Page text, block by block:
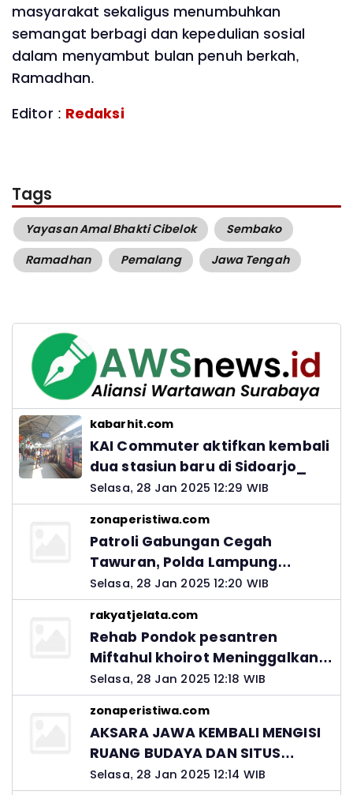
masyarakat sekaligus menumbuhkan
semangat berbagi dan kepedulian sosial
dalam menyambut bulan penuh berkah,
Ramadhan.
Editor : Redaksi
Tags
Yayasan Amal Bhakti Cibelok
Sembako
Ramadhan
Pemalang Jawa Tengah
kabarhit.com
KAI Commuter aktifkan kembali
dua stasiun baru di Sidoarjo_
Selasa, 28 Jan 2025 12:29 WIB
zonaperistiwa.com
Patroli Gabungan Cegah
Tawuran, Polda Lampung
Ingatkan Peran Orang Tua
Selasa, 28 Jan 2025 12:20 WIB
rakyatjelata.com
Rehab Pondok pesantren
Miftahul khoirot Meninggalkan
Hutang Ke Material, Mantan
Kadis PUPR Harus Bertanggung
Jawab
Selasa, 28 Jan 2025 12:18 WIB
zonaperistiwa.com
AKSARA JAWA KEMBALI MENGISI
RUANG BUDAYA DAN SITUS
LELUHUR NUSANTARA
Selasa, 28 Jan 2025 12:14 WIB